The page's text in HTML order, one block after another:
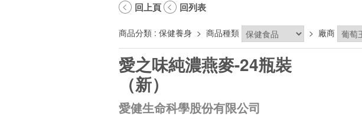
回上頁 回列表
商品分類 : 保健養身 > 商品種類 > 廠商
愛之味純濃燕麥-24瓶裝
（新）
愛健生命科學股份有限公司